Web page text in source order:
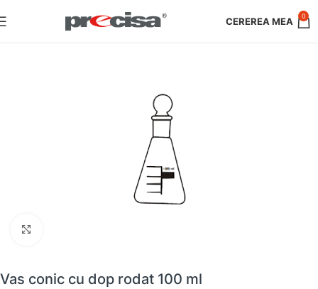
0
Vas conic cu dop rodat 100 ml